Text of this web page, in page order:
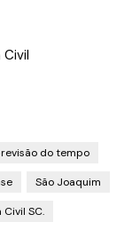
do tempo
São Joaquim
Civil SC.